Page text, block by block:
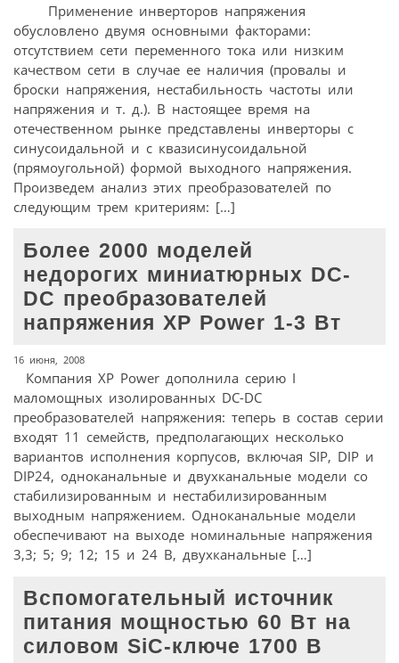
Применение инверторов напряжения
обусловлено двумя основными факторами:
отсутствием сети переменного тока или низким
качеством сети в случае ее наличия (провалы и
броски напряжения, нестабильность частоты или
напряжения и т. д.). В настоящее время на
отечественном рынке представлены инверторы с
синусоидальной и с квазисинусоидальной
(прямоугольной) формой выходного напряжения.
Произведем анализ этих преобразователей по
следующим трем критериям: […]
Более 2000 моделей
недорогих миниатюрных DC-
DC преобразователей
напряжения XP Power 1-3 Вт
16 июня, 2008
Компания XP Power дополнила серию I
маломощных изолированных DC-DC
преобразователей напряжения: теперь в состав серии
входят 11 семейств, предполагающих несколько
вариантов исполнения корпусов, включая SIP, DIP и
DIP24, одноканальные и двухканальные модели со
стабилизированным и нестабилизированным
выходным напряжением. Одноканальные модели
обеспечивают на выходе номинальные напряжения
3,3; 5; 9; 12; 15 и 24 В, двухканальные […]
Вспомогательный источник
питания мощностью 60 Вт на
силовом SiC-ключе 1700 В